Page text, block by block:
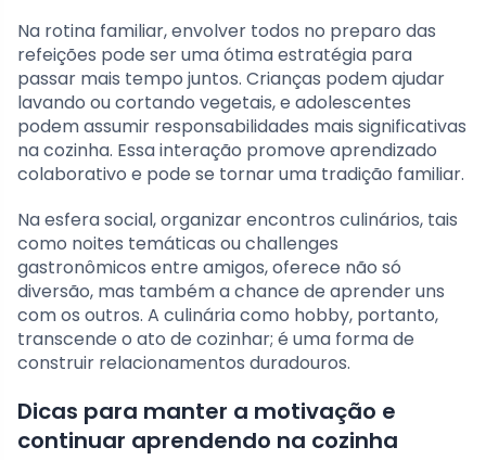
Na rotina familiar, envolver todos no preparo das
refeições pode ser uma ótima estratégia para
passar mais tempo juntos. Crianças podem ajudar
lavando ou cortando vegetais, e adolescentes
podem assumir responsabilidades mais significativas
na cozinha. Essa interação promove aprendizado
colaborativo e pode se tornar uma tradição familiar.
Na esfera social, organizar encontros culinários, tais
como noites temáticas ou challenges
gastronômicos entre amigos, oferece não só
diversão, mas também a chance de aprender uns
com os outros. A culinária como hobby, portanto,
transcende o ato de cozinhar; é uma forma de
construir relacionamentos duradouros.
Dicas para manter a motivação e
continuar aprendendo na cozinha